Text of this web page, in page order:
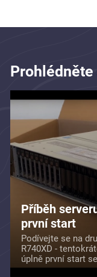
Příběh
první start
Podívejte se na
R740XD -
úplně první start